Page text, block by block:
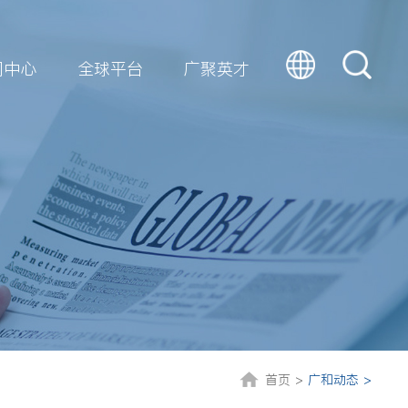
心 全球平台 广聚英才
首页 > 广和动态 >